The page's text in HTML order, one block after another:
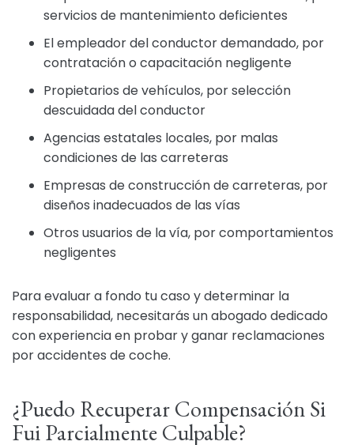
servicios de mantenimiento deficientes
El empleador del conductor demandado, por
contratación o capacitación negligente
Propietarios de vehículos, por selección
descuidada del conductor
Agencias estatales locales, por malas
condiciones de las carreteras
Empresas de construcción de carreteras, por
diseños inadecuados de las vías
Otros usuarios de la vía, por comportamientos
negligentes
Para evaluar a fondo tu caso y determinar la
responsabilidad, necesitarás un abogado dedicado
con experiencia en probar y ganar reclamaciones
por accidentes de coche.
¿Puedo Recuperar Compensación Si
Fui Parcialmente Culpable?